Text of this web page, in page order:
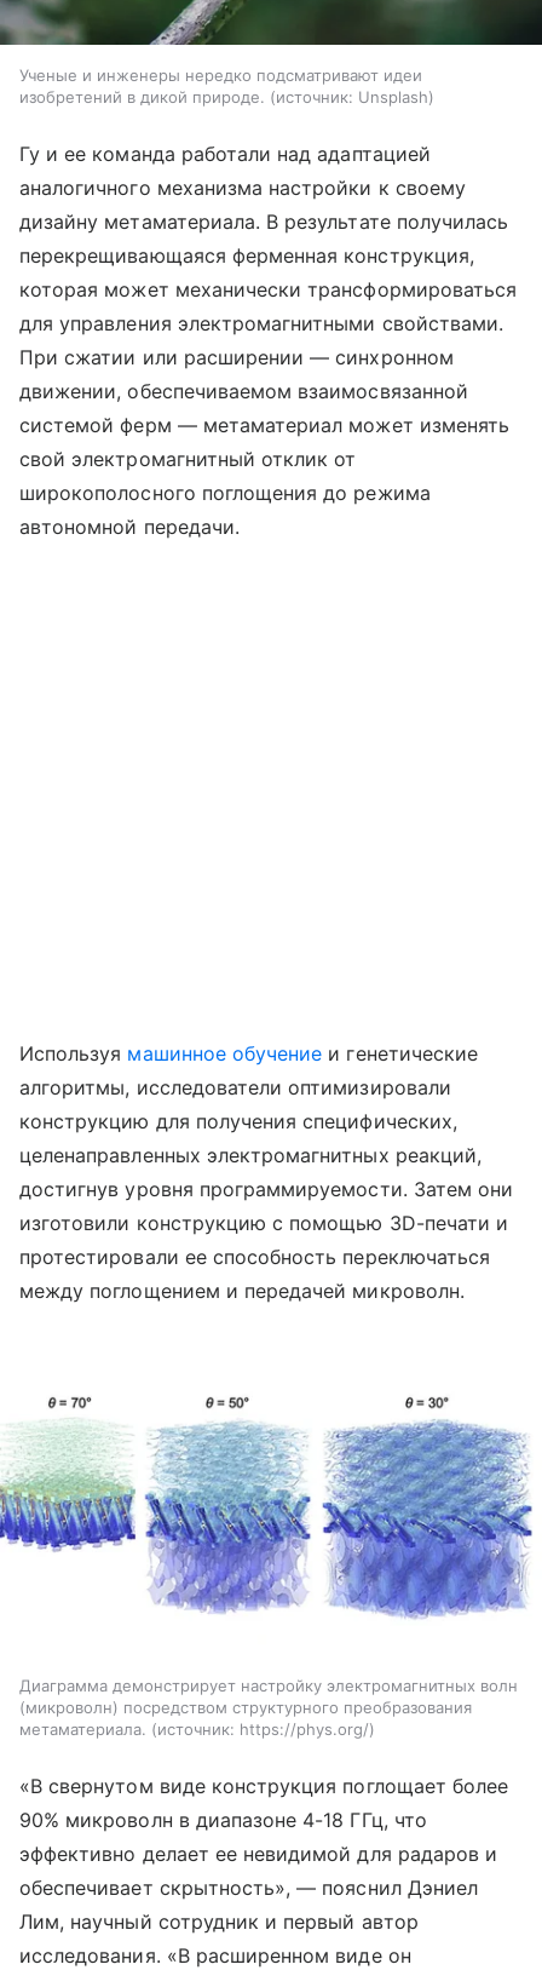
Ученые и инженеры нередко подсматривают идеи
изобретений в дикой природе.
источник: Unsplash
Гу и ее команда работали над адаптацией
аналогичного механизма настройки к своему
дизайну метаматериала. В результате получилась
перекрещивающаяся ферменная конструкция,
которая может механически трансформироваться
для управления электромагнитными свойствами.
При сжатии или расширении — синхронном
движении, обеспечиваемом взаимосвязанной
системой ферм — метаматериал может изменять
свой электромагнитный отклик от
широкополосного поглощения до режима
автономной передачи.
Используя машинное обучение и генетические
алгоритмы, исследователи оптимизировали
конструкцию для получения специфических,
целенаправленных электромагнитных реакций,
достигнув уровня программируемости. Затем они
изготовили конструкцию с помощью 3D-печати и
протестировали ее способность переключаться
между поглощением и передачей микроволн.
Диаграмма демонстрирует настройку электромагнитных волн
(микроволн) посредством структурного преобразования
метаматериала.
источник: https://phys.org/
«В свернутом виде конструкция поглощает более
90% микроволн в диапазоне 4-18 ГГц, что
эффективно делает ее невидимой для радаров и
обеспечивает скрытность», — пояснил Дэниел
Лим, научный сотрудник и первый автор
исследования. «В расширенном виде он